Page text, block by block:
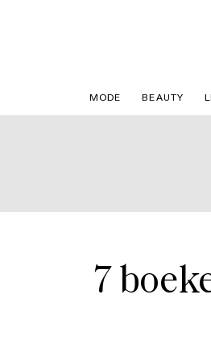
MODE BEAUTY
7